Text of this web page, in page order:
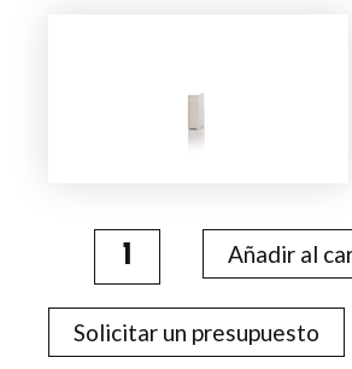
Añadir al
Solicitar un presupuesto